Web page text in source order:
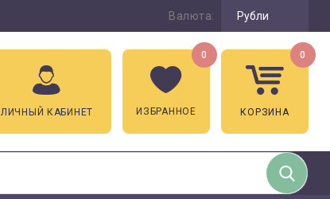
Валюта: Рубли
ЛИЧНЫЙ КАБИНЕТ ИЗБРАННОЕ
0
КОРЗИНА
0